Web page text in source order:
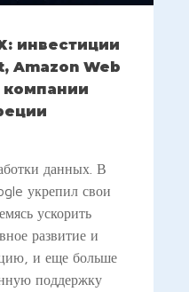
инвестиции
Amazon Web
компании
данных. В
укрепил свои
ускорить
развитие и
и еще больше
поддержку